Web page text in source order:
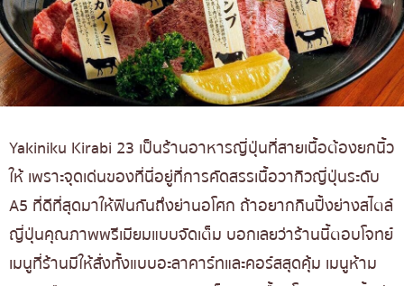
Yakiniku Kirabi 23 เป็นร้านอาหารญี่ปุ่นที่สายเนื้อต้องยกนิ้ว
ให้ เพราะจุดเด่นของที่นี่อยู่ที่การคัดสรรเนื้อวากิวญี่ปุ่นระดับ
A5 ที่ดีที่สุดมาให้ฟินกันถึงย่านอโศก ถ้าอยากกินปิ้งย่างสไตล์
ญี่ปุ่นคุณภาพพรีเมียมแบบจัดเต็ม บอกเลยว่าร้านนี้ตอบโจทย์
เมนูที่ร้านมีให้สั่งทั้งแบบอะลาคาร์ทและคอร์สสุดคุ้ม เมนูห้าม